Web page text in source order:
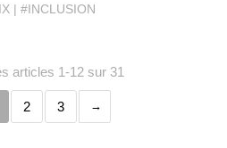
#INCLUSION
articles 1-12 sur 31
2 3